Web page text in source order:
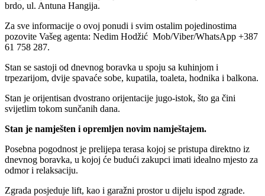
brdo, ul. Antuna Hangija.
Za sve informacije o ovoj ponudi i svim ostalim pojedinostima
pozovite Vašeg agenta: Nedim Hodžić Mob/Viber/WhatsApp +387
61 758 287.
Stan se sastoji od dnevnog boravka u spoju sa kuhinjom i
trpezarijom, dvije spavaće sobe, kupatila, toaleta, hodnika i balkona.
Stan je orijentisan dvostrano orijentacije jugo-istok, što ga čini
svijetlim tokom sunčanih dana.
Stan je namješten i opremljen novim namještajem.
Posebna pogodnost je prelijepa terasa kojoj se pristupa direktno iz
dnevnog boravka, u kojoj će budući zakupci imati idealno mjesto za
odmor i relaksaciju.
Zgrada posjeduje lift, kao i garažni prostor u dijelu ispod zgrade.